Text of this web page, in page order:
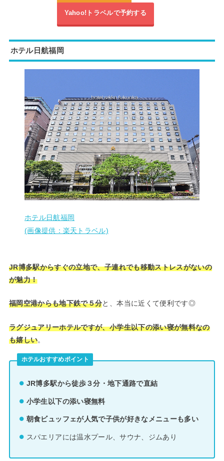
Yahoo!トラベルで予約する
ホテル日航福岡
ホテル日航福岡
(画像提供：楽天トラベル)
JR博多駅からすぐの立地で、子連れでも移動ストレスがないの
が魅力！
福岡空港からも地下鉄で５分と、本当に近くて便利です◎
ラグジュアリーホテルですが、小学生以下の添い寝が無料なの
も嬉しい。
ホテルおすすめポイント
JR博多駅から徒歩３分・地下通路で直結
小学生以下の添い寝無料
朝食ビュッフェが人気で子供が好きなメニューも多い
スパエリアには温水プール、サウナ、ジムあり